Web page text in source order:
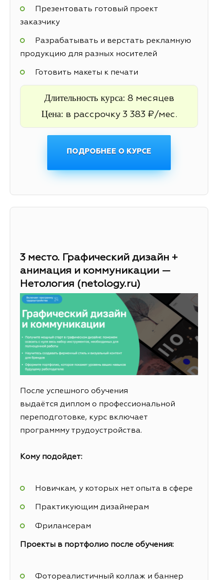
Презентовать готовый проект
заказчику
Разрабатывать и верстать рекламную
продукцию для разных носителей
Готовить макеты к печати
Длительность курса: 8 месяцев
Цена: в рассрочку 3 383 ₽/мес.
ПОДРОБНЕЕ О КУРСЕ
3 место. Графический дизайн +
анимация и коммуникации —
Нетология (netology.ru)
После успешного обучения
выдаётся диплом о профессиональной
переподготовке, курс включает
программму трудоустройства.
Кому подойдет:
Новичкам, у которых нет опыта в сфере
Практикующим дизайнерам
Фрилансерам
Проекты в портфолио после обучения:
Фотореалистичный коллаж и баннер